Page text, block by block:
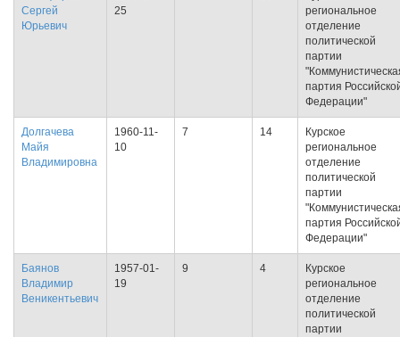
Сергей
Юрьевич
25
региональное
отделение
политической
партии
партия
Федерации"
Долгачева
Майя
Владимировна
1960-11-
10
7 14
Курское
региональное
отделение
политической
партии
партия
Федерации"
Баянов
Владимир
Веникентьевич
1957-01-
19
9 4
Курское
региональное
отделение
политической
партии